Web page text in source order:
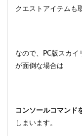
クエストアイテムも
なので、PC版スカ
が面倒な場合は
コンソールコマンド
しまいます。